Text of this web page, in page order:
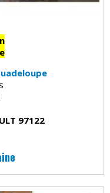
97122